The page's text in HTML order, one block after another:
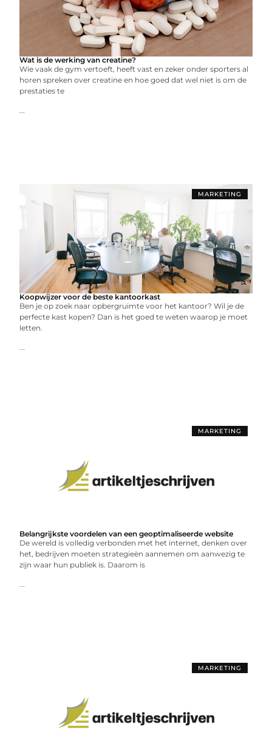
Wat is de werking van creatine?
Wie vaak de gym vertoeft, heeft vast en zeker onder sporters al
horen spreken over creatine en hoe goed dat wel niet is om de
prestaties te
...
MARKETING
Koopwijzer voor de beste kantoorkast
Ben je op zoek naar opbergruimte voor het kantoor? Wil je de
perfecte kast kopen? Dan is het goed te weten waarop je moet
letten.
...
MARKETING
Belangrijkste voordelen van een geoptimaliseerde website
De wereld is volledig verbonden met het internet, denken over
het, bedrijven moeten strategieën aannemen om aanwezig te
zijn waar hun publiek is. Daarom is
...
MARKETING